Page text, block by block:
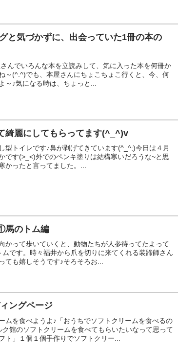
と気づかずに、出会っていた1冊の本の
んでいろんな本を立読みして、気に入った本を何冊か
～(^.^)でも、本屋さんにちょこちょこ行くと、今、何
♪気になる時は、ちょっと...
綺麗にしてもらってます(^_^)v
型トイレです♪鼻が剥げてきています(^_^;)今日は４月
です(>_<)外でのペンキ塗りは結構寒いだろうな~と思
かったと言ってました。...
のトム編
かって歩いていくと、動物たちが人参待ってたよって
です。時々福井から爪を切りに来てくれる装蹄師さん
ても嬉しそうです♪そろそろお...
ングページ
を食べようよ♪「おうちでソフトクリームを食べるの
館のソフトクリームを食べてもらいたいなって思って
」１個１個手作りでソフトクリー...